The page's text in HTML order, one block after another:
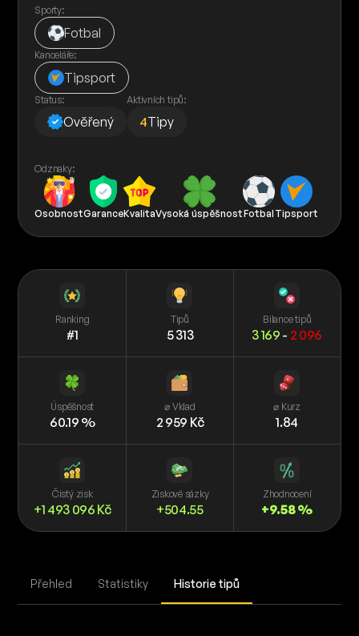
Sporty:
Fotbal
Kanceláře:
Tipsport
Status:
Ověřený
Aktivních tipů:
4Tipy
Odznaky:
OsobnostGaranceKvalitaVysoká úspěšnostFotbal Tipsport
Ranking
#1
Tipů
5 313
Bilance tipů
3 169 - 2 096
Úspěšnost
60.19 %
⌀ Vklad
2 959 Kč
⌀ Kurz
1.84
Čistý zisk
+1 493 096 Kč
Ziskové sázky
+504.55
Zhodnocení
+9.58 %
Přehled Statistiky Historie tipů